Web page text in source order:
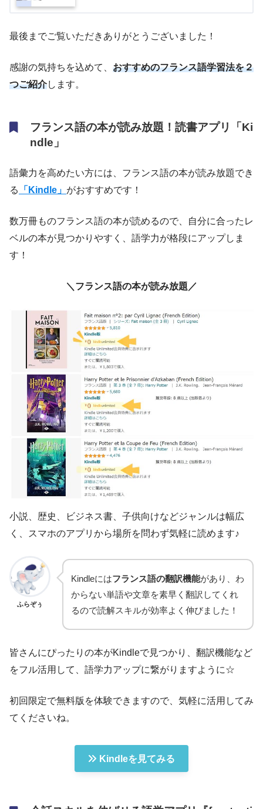
最後までご覧いただきありがとうございました！
感謝の気持ちを込めて、 おすすめのフランス語学習法を２
つご紹介します。
フランス語の本が読み放題！読書アプリ「Ki
ndle」
語彙力を高めたい方には、フランス語の本が読み放題でき
る
「Kindle」 がおすすめです！
数万冊ものフランス語の本が読めるので、自分に合ったレ
ベルの本が見つかりやすく、語学力が格段にアップしま
す！
＼フランス語の本が読み放題／
小説、歴史、ビジネス書、子供向けなどジャンルは幅広
く、スマホのアプリから場所を問わず気軽に読めます♪
ふらぞぅ
Kindleにはフランス語の翻訳機能があり、わ
からない単語や文章を素早く翻訳してくれ
るので読解スキルが効率よく伸びました！
皆さんにぴったりの本がKindleで見つかり、翻訳機能など
をフル活用して、語学力アップに繋がりますように☆
初回限定で無料版を体験できますので、気軽に活用してみ
てくださいね。
Kindleを見てみる